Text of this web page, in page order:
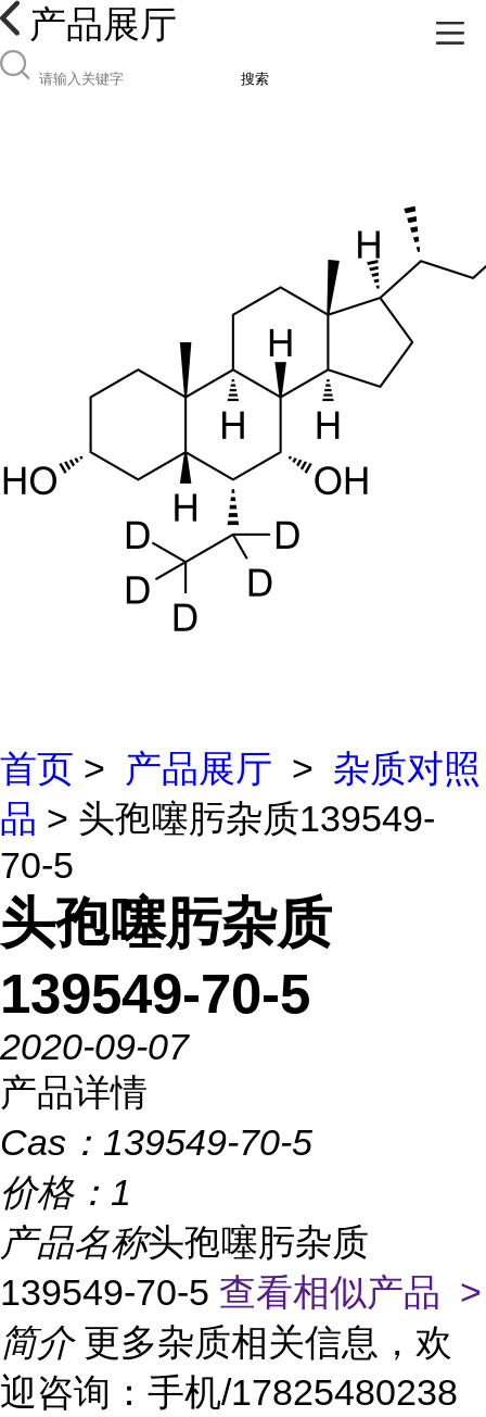
产品展厅
搜索
首页 > 产品展厅 > 杂质对照
品 > 头孢噻肟杂质139549-
70-5
头孢噻肟杂质
139549-70-5
2020-09-07
产品详情
Cas： 139549-70-5
价格： 1
产品名称头孢噻肟杂质
139549-70-5 查看相似产品 >
简介 更多杂质相关信息，欢
迎咨询：手机/17825480238